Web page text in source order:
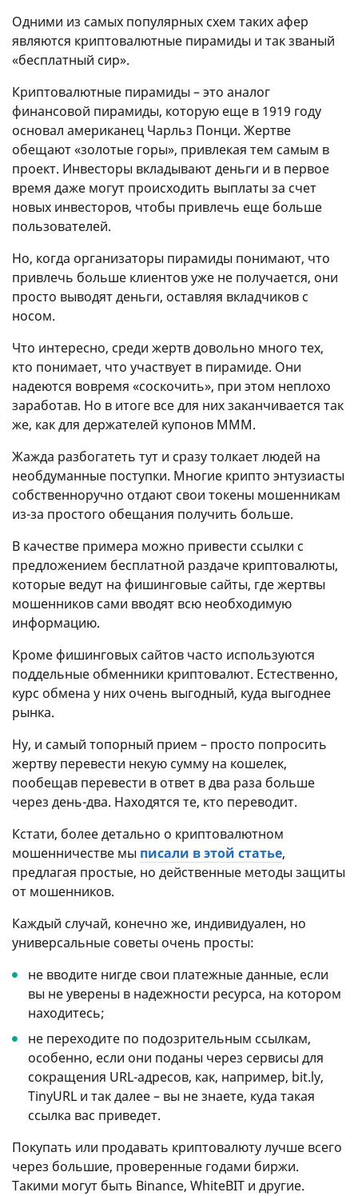
Одними из самых популярных схем таких афер
являются криптовалютные пирамиды и так званый
«бесплатный сир».
Криптовалютные пирамиды – это аналог
финансовой пирамиды, которую еще в 1919 году
основал американец Чарльз Понци. Жертве
обещают «золотые горы», привлекая тем самым в
проект. Инвесторы вкладывают деньги и в первое
время даже могут происходить выплаты за счет
новых инвесторов, чтобы привлечь еще больше
пользователей.
Но, когда организаторы пирамиды понимают, что
привлечь больше клиентов уже не получается, они
просто выводят деньги, оставляя вкладчиков с
носом.
Что интересно, среди жертв довольно много тех,
кто понимает, что участвует в пирамиде. Они
надеются вовремя «соскочить», при этом неплохо
заработав. Но в итоге все для них заканчивается так
же, как для держателей купонов МММ.
Жажда разбогатеть тут и сразу толкает людей на
необдуманные поступки. Многие крипто энтузиасты
собственноручно отдают свои токены мошенникам
из-за простого обещания получить больше.
В качестве примера можно привести ссылки с
предложением бесплатной раздаче криптовалюты,
которые ведут на фишинговые сайты, где жертвы
мошенников сами вводят всю необходимую
информацию.
Кроме фишинговых сайтов часто используются
поддельные обменники криптовалют. Естественно,
курс обмена у них очень выгодный, куда выгоднее
рынка.
Ну, и самый топорный прием – просто попросить
жертву перевести некую сумму на кошелек,
пообещав перевести в ответ в два раза больше
через день-два. Находятся те, кто переводит.
Кстати, более детально о криптовалютном
мошенничестве мы писали в этой статье,
предлагая простые, но действенные методы защиты
от мошенников.
Каждый случай, конечно же, индивидуален, но
универсальные советы очень просты:
не вводите нигде свои платежные данные, если
вы не уверены в надежности ресурса, на котором
находитесь;
не переходите по подозрительным ссылкам,
особенно, если они поданы через сервисы для
сокращения URL-адресов, как, например, bit.ly,
TinyURL и так далее – вы не знаете, куда такая
ссылка вас приведет.
Покупать или продавать криптовалюту лучше всего
через большие, проверенные годами биржи.
Такими могут быть Binance, WhiteBIT и другие.